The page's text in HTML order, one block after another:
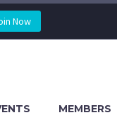
Now
MEMBERS